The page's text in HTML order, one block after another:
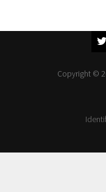
Copyright ©